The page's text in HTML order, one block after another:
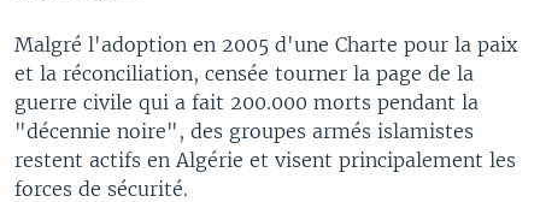
Malgré l'adoption en 2005 d'une Charte pour la paix
et la réconciliation, censée tourner la page de la
guerre civile qui a fait 200.000 morts pendant la
"décennie noire", des groupes armés islamistes
restent actifs en Algérie et visent principalement les
forces de sécurité.